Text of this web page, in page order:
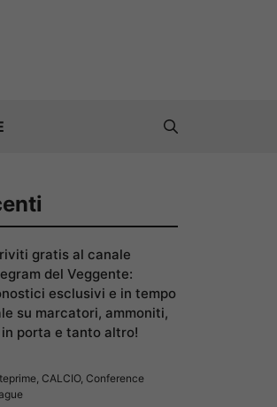
gratis al canale
del Veggente:
esclusivi e in tempo
su marcatori, ammoniti,
porta e tanto altro!
, CALCIO, Conference